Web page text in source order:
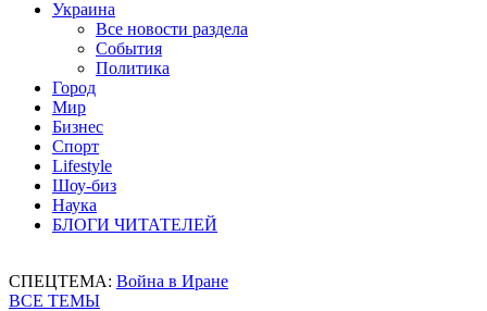
Украина
Все новости раздела
События
Политика
Город
Мир
Бизнес
Спорт
Lifestyle
Шоу-биз
Наука
БЛОГИ ЧИТАТЕЛЕЙ
СПЕЦТЕМА: Война в Иране
ВСЕ ТЕМЫ